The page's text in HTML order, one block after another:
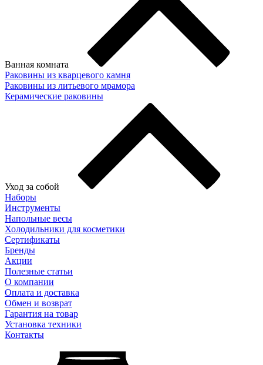
Ванная комната
Раковины из кварцевого камня
Раковины из литьевого мрамора
Керамические раковины
Уход за собой
Наборы
Инструменты
Напольные весы
Холодильники для косметики
Сертификаты
Бренды
Акции
Полезные статьи
О компании
Оплата и доставка
Обмен и возврат
Гарантия на товар
Установка техники
Контакты